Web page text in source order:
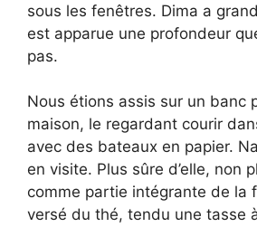
sous les fenêtres. Dima a
est apparue une profondeur
pas.
Nous étions assis sur un banc
maison, le regardant courir
avec des bateaux en papier.
en visite. Plus sûre d’elle, non
comme partie intégrante de la
versé du thé, tendu une tasse